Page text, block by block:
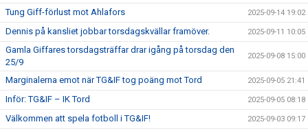
Tung Giff-förlust mot Ahlafors 2025-09-14 19:02
Dennis på kansliet jobbar torsdagskvällar framöver. 2025-09-11 10:05
Gamla Giffares torsdagsträffar drar igång på torsdag den
25/9
2025-09-08 15:00
Marginalerna emot när TG&IF tog poäng mot Tord 2025-09-05 21:41
Inför: TG&IF – IK Tord 2025-09-05 08:18
Välkommen att spela fotboll i TG&IF! 2025-09-03 09:17